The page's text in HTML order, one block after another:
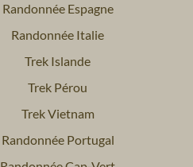
Randonnée Espagne
Randonnée Italie
Trek Islande
Trek Pérou
Trek Vietnam
Randonnée Portugal